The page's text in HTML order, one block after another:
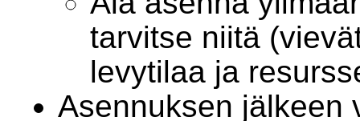
tarvitse niitä
levytilaa ja
Asennuksen jälkeen